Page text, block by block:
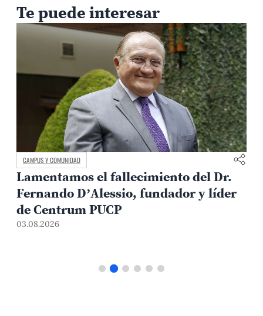
Te puede interesar
CAMPUS Y COMUNIDAD
Lamentamos el fallecimiento del Dr.
Fernando D’Alessio, fundador y líder
de Centrum PUCP
03.08.2026